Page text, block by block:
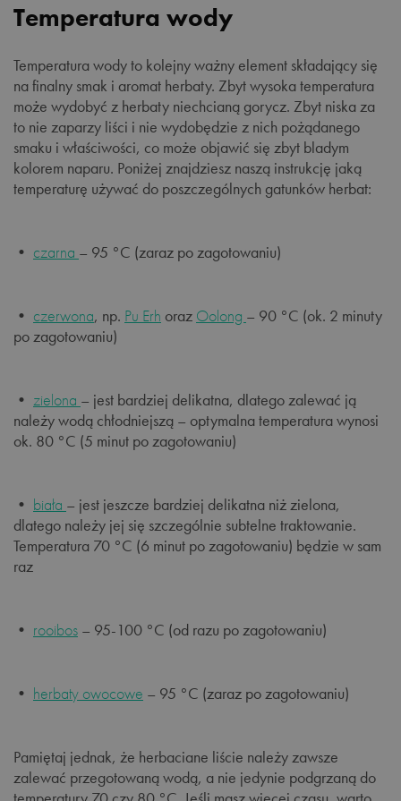
Temperatura wody
Temperatura wody to kolejny ważny element składający się
na finalny smak i aromat herbaty. Zbyt wysoka temperatura
może wydobyć z herbaty niechcianą gorycz. Zbyt niska za
to nie zaparzy liści i nie wydobędzie z nich pożądanego
smaku i właściwości, co może objawić się zbyt bladym
kolorem naparu. Poniżej znajdziesz naszą instrukcję jaką
temperaturę używać do poszczególnych gatunków herbat:
• czarna – 95 °C (zaraz po zagotowaniu)
• czerwona, np. Pu Erh oraz Oolong – 90 °C (ok. 2 minuty
po zagotowaniu)
• zielona – jest bardziej delikatna, dlatego zalewać ją
należy wodą chłodniejszą – optymalna temperatura wynosi
ok. 80 °C (5 minut po zagotowaniu)
• biała – jest jeszcze bardziej delikatna niż zielona,
dlatego należy jej się szczególnie subtelne traktowanie.
Temperatura 70 °C (6 minut po zagotowaniu) będzie w sam
raz
• rooibos – 95-100 °C (od razu po zagotowaniu)
• herbaty owocowe – 95 °C (zaraz po zagotowaniu)
Pamiętaj jednak, że herbaciane liście należy zawsze
zalewać przegotowaną wodą, a nie jedynie podgrzaną do